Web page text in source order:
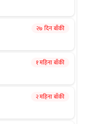
२७ दिन बाँकी
१ महिना बाँकी
२ महिना बाँकी